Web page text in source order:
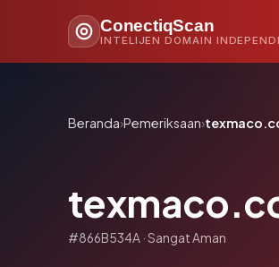
ConectiqScan
INTELIJEN DOMAIN
Beranda›Pemeriksaan›
#866B534A · Sangat Aman